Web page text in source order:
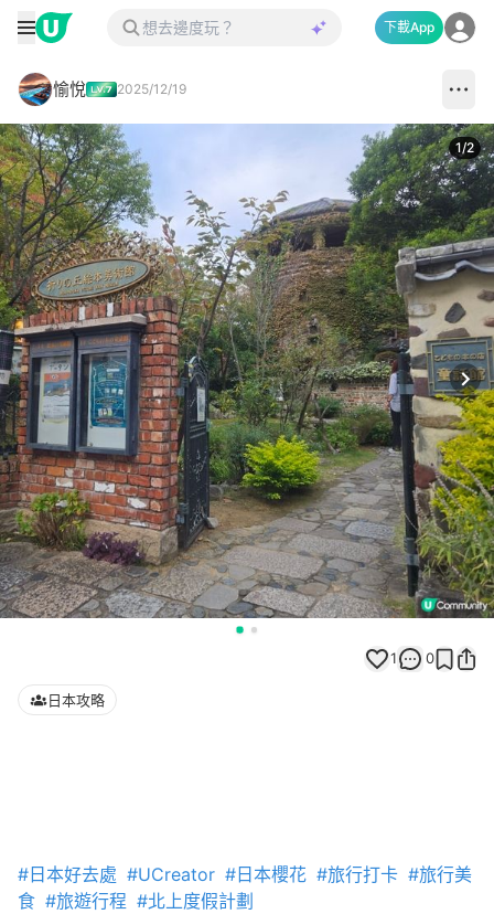
下載App
愉悅 2025/12/19
1/2
1 0
日本攻略
#日本好去處 #UCreator #日本櫻花 #旅行打卡 #旅行美
食 #旅遊行程 #北上度假計劃